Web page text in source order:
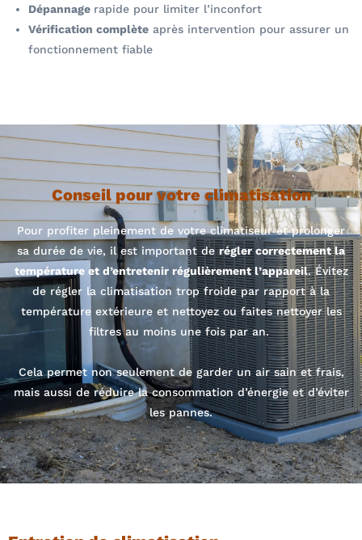
Dépannage rapide pour limiter l’inconfort
Vérification complète après intervention pour assurer un
fonctionnement fiable
Conseil pour votre climatisation
Pour profiter pleinement de votre climatiseur et prolonger
sa durée de vie, il est important derégler correctement la
température et d’entretenir régulièrement l’appareil. Évitez
de régler la climatisation trop froide par rapport à la
température extérieure et nettoyez ou faites nettoyer les
filtres au moins une fois par an.
Cela permet non seulement de garder un air sain et frais,
mais aussi de réduire la consommation d’énergie et d’éviter
les pannes.